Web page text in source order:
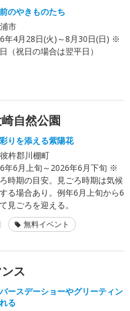
のやきものたち
市
年4月28日(火)～8月30日(日) ※
（祝日の場合は翌平日）
自然公園
りを添える紫陽花
杵郡川棚町
年6月上旬～2026年6月下旬 ※
時期の目安。見ごろ時期は気候
る場合あり。例年6月上旬から6
見ごろを迎える。
無料イベント
ス
ースデーショーやグリーティン
る